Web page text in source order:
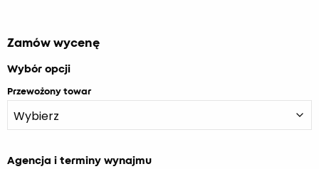
Zamów wycenę
Wybór opcji
Przewożony towar
Agencja i terminy wynajmu